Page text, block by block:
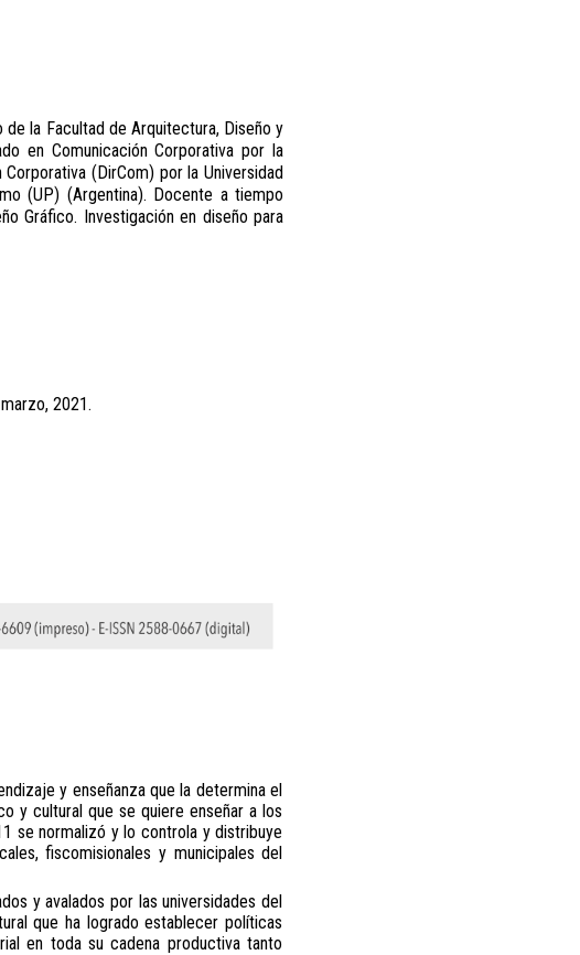
la Facultad de Arquitectura, Diseño y
en Comunicación Corporativa por la
(DirCom) por la Universidad
(UP) (Argentina). Docente a tiempo
Gráfico. Investigación en diseño para
2021.
y enseñanza que la determina el
y cultural que se quiere enseñar a los
se normalizó y lo controla y distribuye
fiscomisionales y municipales del
y avalados por las universidades del
que ha logrado establecer políticas
en toda su cadena productiva tanto